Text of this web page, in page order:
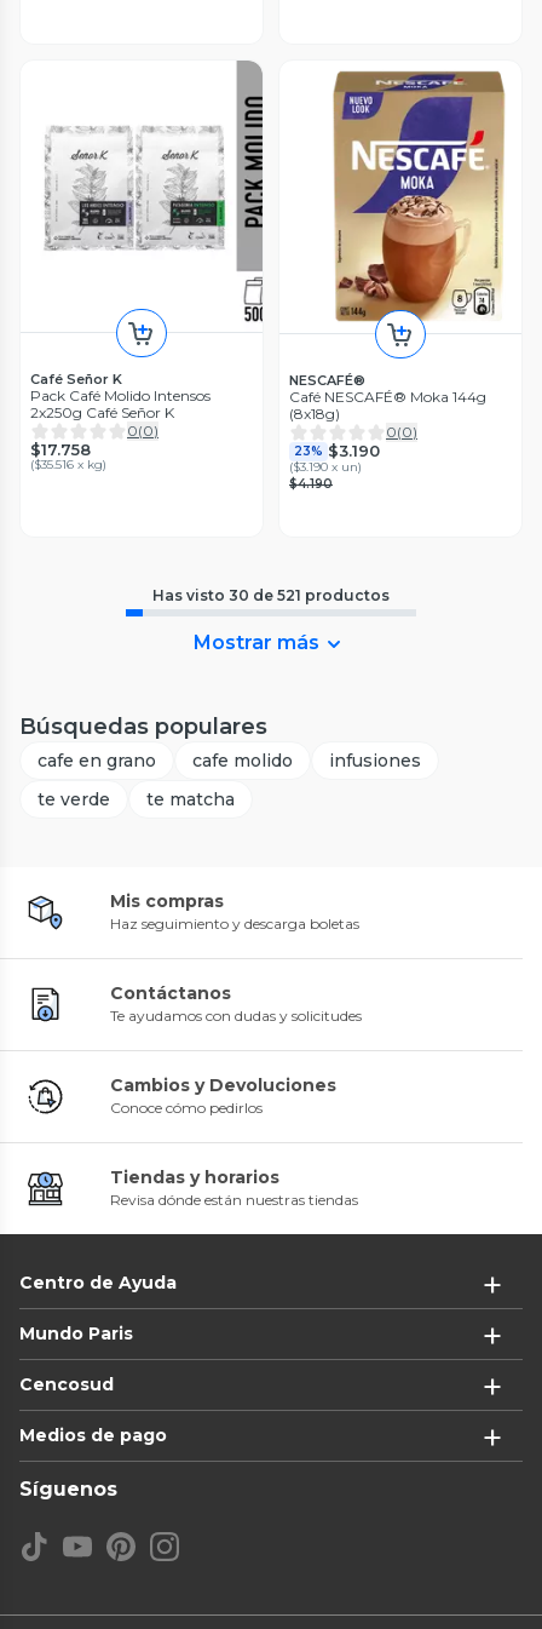
Café Señor K
Pack Café Molido Intensos
2x250g Café Señor K
0(0)
$17.758
($35.516 x kg)
NESCAFÉ®
Café NESCAFÉ® Moka 144g
(8x18g)
0(0)
23% $3.190
($3.190 x un)
$4.190
Has visto 30 de 521 productos
Mostrar más
Búsquedas populares
cafe en grano cafe molido
infusiones
te verde
te matcha
Mis compras
Haz seguimiento y descarga boletas
Contáctanos
Te ayudamos con dudas y solicitudes
Cambios y Devoluciones
Conoce cómo pedirlos
Tiendas y horarios
Revisa dónde están nuestras tiendas
Centro de Ayuda
Mundo Paris
Cencosud
Medios de pago
Síguenos